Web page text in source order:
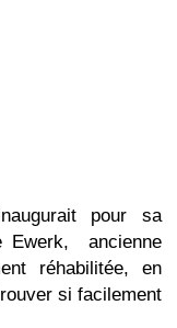
pour sa
Ewerk, ancienne
réhabilitée, en
si facilement